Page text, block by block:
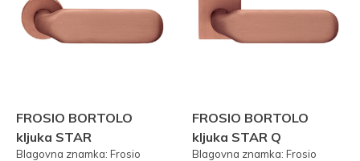
FROSIO BORTOLO
kljuka STAR
Blagovna znamka: Frosio
FROSIO BORTOLO
kljuka STAR Q
Blagovna znamka: Frosio